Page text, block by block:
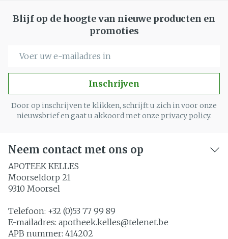
Blijf op de hoogte van nieuwe producten en
promoties
Inschrijven
Door op inschrijven te klikken, schrijft u zich in voor onze
nieuwsbrief en gaat u akkoord met onze privacy policy.
Neem contact met ons op
APOTEEK KELLES
Moorseldorp 21
9310 Moorsel
Telefoon: +32 (0)53 77 99 89
E-mailadres: apotheek.kelles@telenet.be
APB nummer: 414202